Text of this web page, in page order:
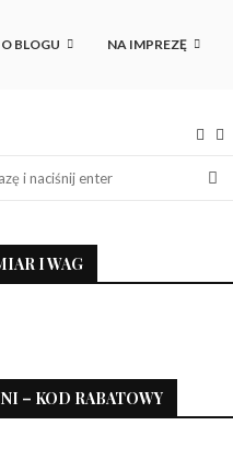
O BLOGU NA IMPREZĘ
I WAG
– KOD RABATOWY